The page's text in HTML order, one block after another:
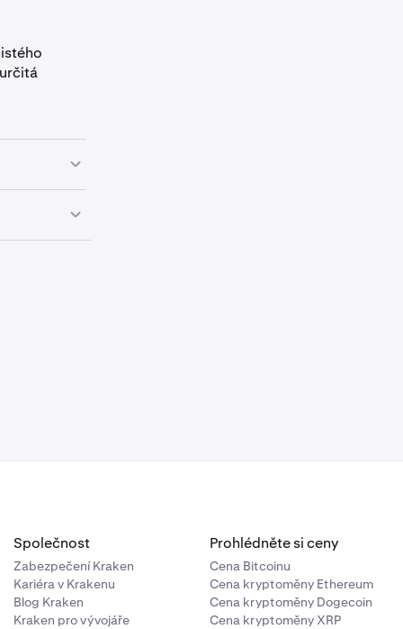
Britské
limity
v
za 20 000
Společnost
Zabezpečení Kraken
Kariéra v Krakenu
Blog Kraken
Kraken pro vývojáře
Prohlédněte si ceny
Cena Bitcoinu
Cena kryptoměny Ethereum
Cena kryptoměny Dogecoin
Cena kryptoměny XRP